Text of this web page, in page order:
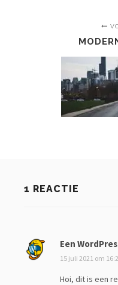
1 REACTIE
Een
15 juli 2021 om
Hoi, dit is een